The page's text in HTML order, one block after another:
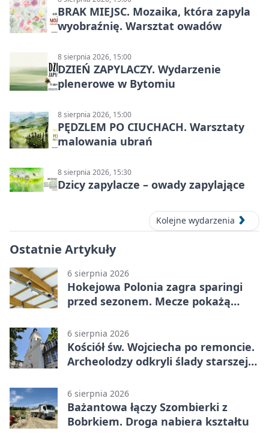
BRAK MIEJSC. Mozaika, która zapyla
wyobraźnię. Warsztat owadów
8 sierpnia 2026, 15:00
DZIEŃ ZAPYLACZY. Wydarzenie
plenerowe w Bytomiu
8 sierpnia 2026, 15:00
PĘDZLEM PO CIUCHACH. Warsztaty
malowania ubrań
8 sierpnia 2026, 15:30
Dzicy zapylacze – owady zapylające
Kolejne wydarzenia
Ostatnie Artykuły
6 sierpnia 2026
Hokejowa Polonia zagra sparingi
przed sezonem. Mecze pokażą
6 sierpnia 2026
Kościół św. Wojciecha po remoncie.
Archeolodzy odkryli ślady starszej
6 sierpnia 2026
Bażantowa łączy Szombierki z
Bobrkiem. Droga nabiera kształtu